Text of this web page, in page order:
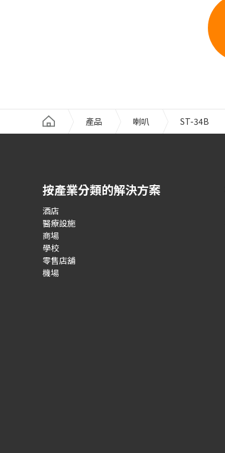
產品 喇叭 ST-34B
按產業分類的解決方案
酒店
醫療設施
商場
學校
零售店舖
機場